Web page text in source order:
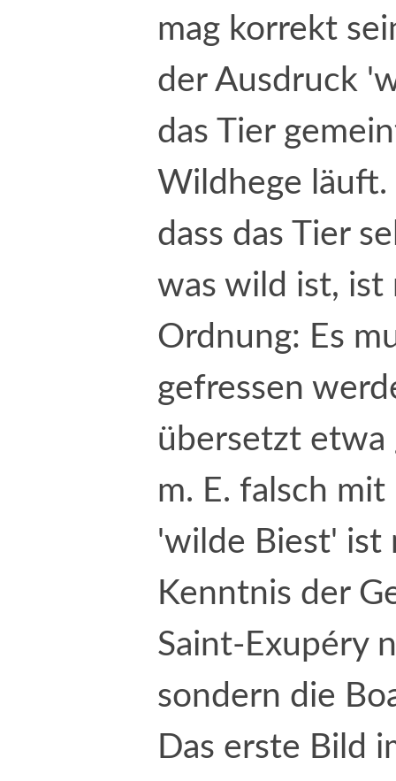
mag korrekt
der Ausdruck
das Tier
Wildhege läuft.
dass das Tier
was wild ist, ist
Ordnung: Es
gefressen
übersetzt etwa
m. E. falsch
'wilde Biest' ist
Kenntnis der
Saint-Exupéry
sondern die
Das erste Bild